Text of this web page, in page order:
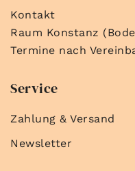
Kontakt
Raum Konstanz
Termine nach
Service
Zahlung & Versand
Newsletter